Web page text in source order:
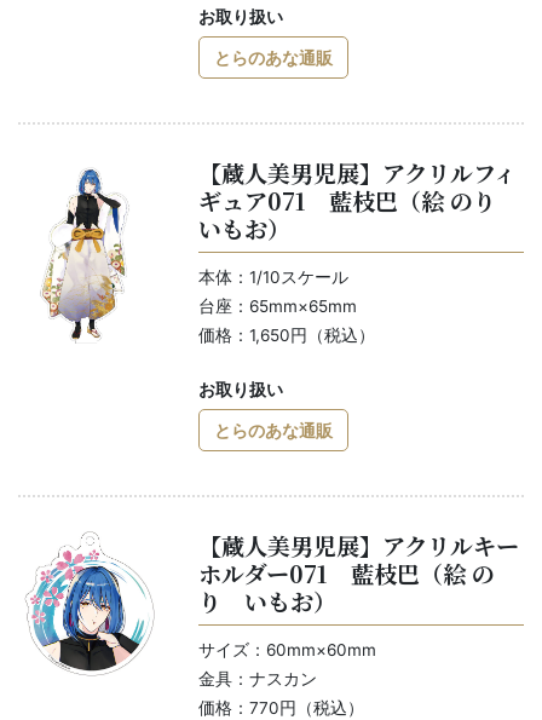
お取り扱い
とらのあな通販
【蔵人美男児展】アクリルフィ
ギュア071 藍枝巴（絵 のり
いもお）
本体：1/10スケール
台座：65mm×65mm
価格：1,650円（税込）
お取り扱い
とらのあな通販
【蔵人美男児展】アクリルキー
ホルダー071 藍枝巴（絵 の
り いもお）
サイズ：60mm×60mm
金具：ナスカン
価格：770円（税込）